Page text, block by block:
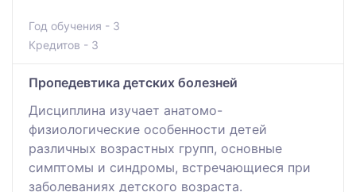
Год обучения - 3
Кредитов - 3
Пропедевтика детских болезней
Дисциплина изучает анатомо-
физиологические особенности детей
различных возрастных групп, основные
симптомы и синдромы, встречающиеся при
заболеваниях детского возраста.